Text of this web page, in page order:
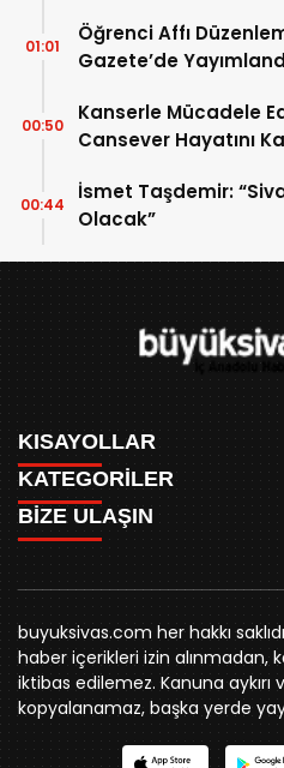
Öğrenci Affı
Gazete’de
01:01
Kanserle Mücadele
Cansever Hayatını
00:50
İsmet Taşdemir:
Olacak”
00:44
KISAYOLLAR
ANASAYFA
AKSU CANLI
MEYDAN CANLI
MEDRESELER CANLI
MERAKÜM CANLI
YUKARI TEKKE CANLI
KURUMSAL KİMLİK
REKLAM FİYATLARI
BİZE ULAŞIN
KÜNYE
RESMİ İLANLAR
KATEGORİLER
WHATSAPP
SPOR
SİYASET
BELEDİYE
SİVAS VALİLİĞİ
ÜNİVERSİTE
KURUMLAR
STK
YORUM
BİZE ULAŞIN
0346 221 00 60
Örtülüpınar Mah. İnönü
Sivas
buyuksivas.com her hakkı
haber içerikleri izin alınmadan,
iktibas edilemez. Kanuna aykırı
kopyalanamaz, başka yerde